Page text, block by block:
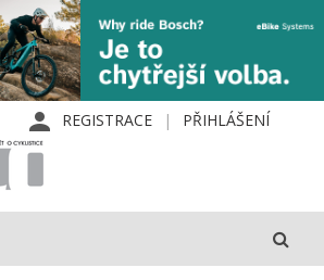
REGISTRACE PŘIHLÁŠENÍ